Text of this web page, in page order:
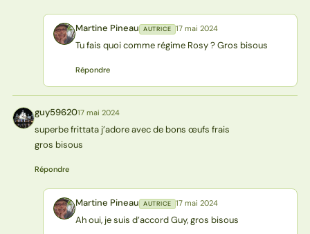
MP Martine Pineau AUTRICE 17 mai 2024
Tu fais quoi comme régime Rosy ? Gros bisous
Répondre
G guy5962017 mai 2024
superbe frittata j’adore avec de bons œufs frais
gros bisous
Répondre
MP Martine Pineau AUTRICE 17 mai 2024
Ah oui, je suis d’accord Guy, gros bisous